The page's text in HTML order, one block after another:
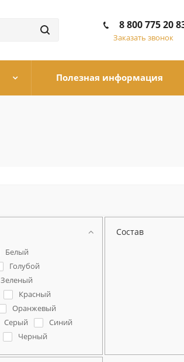
8 800 775 20
Заказать звонок
Полезная информация
Белый
Голубой
Зеленый
Красный
Оранжевый
Серый
Синий
Черный
Состав